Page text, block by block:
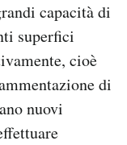
capacità di
superfici
cioè
di
nuovi